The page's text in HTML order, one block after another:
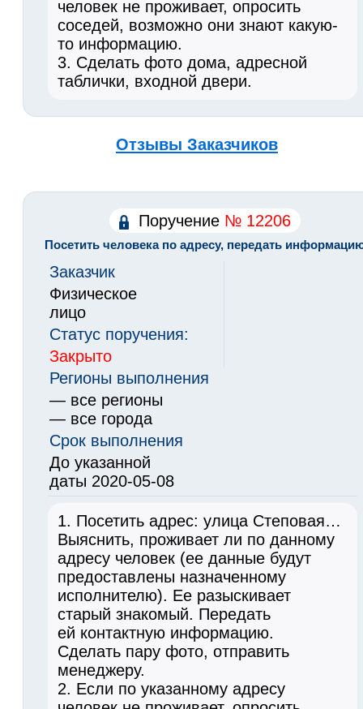
человек не проживает, опросить
соседей, возможно они знают какую-
то информацию.
3. Сделать фото дома, адресной
таблички, входной двери.
Отзывы Заказчиков
Поручение № 12206
Посетить человека по адресу, передать
Заказчик
Физическое
лицо
Статус поручения:
Закрыто
Регионы выполнения
— все регионы
— все города
Срок выполнения
До указанной
даты 2020-05-08
1. Посетить адрес: улица Степовая…
Выяснить, проживает ли по данному
адресу человек (ее данные будут
предоставлены назначенному
исполнителю). Ее разыскивает
старый знакомый. Передать
ей контактную информацию.
Сделать пару фото, отправить
менеджеру.
2. Если по указанному адресу